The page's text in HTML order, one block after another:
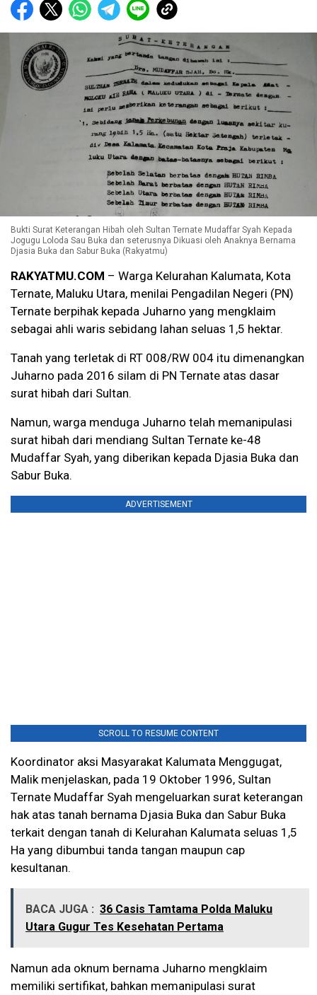
Bukti Surat Keterangan Hibah oleh Sultan Ternate Mudaffar Syah Kepada
Jogugu Loloda Sau Buka dan seterusnya Dikuasi oleh Anaknya Bernama
Djasia Buka dan Sabur Buka (Rakyatmu)
RAKYATMU.COM – Warga Kelurahan Kalumata, Kota
Ternate, Maluku Utara, menilai Pengadilan Negeri (PN)
Ternate berpihak kepada Juharno yang mengklaim
sebagai ahli waris sebidang lahan seluas 1,5 hektar.
Tanah yang terletak di RT 008/RW 004 itu dimenangkan
Juharno pada 2016 silam di PN Ternate atas dasar
surat hibah dari Sultan.
Namun, warga menduga Juharno telah memanipulasi
surat hibah dari mendiang Sultan Ternate ke-48
Mudaffar Syah, yang diberikan kepada Djasia Buka dan
Sabur Buka.
ADVERTISEMENT
SCROLL TO RESUME CONTENT
Koordinator aksi Masyarakat Kalumata Menggugat,
Malik menjelaskan, pada 19 Oktober 1996, Sultan
Ternate Mudaffar Syah mengeluarkan surat keterangan
hak atas tanah bernama Djasia Buka dan Sabur Buka
terkait dengan tanah di Kelurahan Kalumata seluas 1,5
Ha yang dibumbui tanda tangan maupun cap
kesultanan.
BACA JUGA : 36 Casis Tamtama Polda Maluku
Utara Gugur Tes Kesehatan Pertama
Namun ada oknum bernama Juharno mengklaim
memiliki sertifikat, bahkan memanipulasi surat